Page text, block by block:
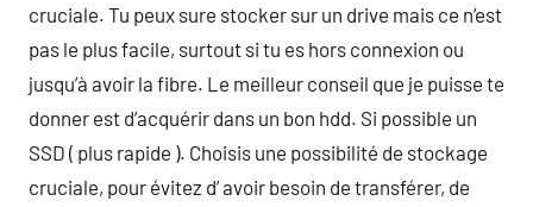
cruciale. Tu peux sure stocker sur un drive mais ce n’est
pas le plus facile, surtout si tu es hors connexion ou
jusqu’à avoir la fibre. Le meilleur conseil que je puisse te
donner est d’acquérir dans un bon hdd. Si possible un
SSD ( plus rapide ). Choisis une possibilité de stockage
cruciale, pour évitez d’ avoir besoin de transférer, de